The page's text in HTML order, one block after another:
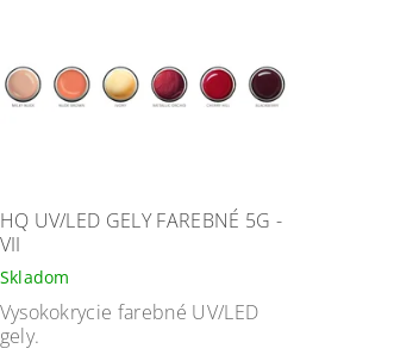
HQ UV/LED GELY FAREBNÉ 5G -
VII
Skladom
Vysokokrycie farebné UV/LED
gely.